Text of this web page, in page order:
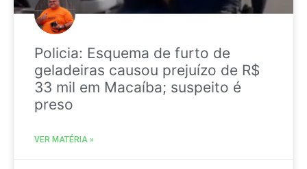
Policia: Esquema de furto de
geladeiras causou prejuízo de R$
33 mil em Macaíba; suspeito é
preso
VER MATÉRIA »